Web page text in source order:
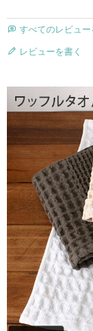
すべてのレビュー
レビューを書く